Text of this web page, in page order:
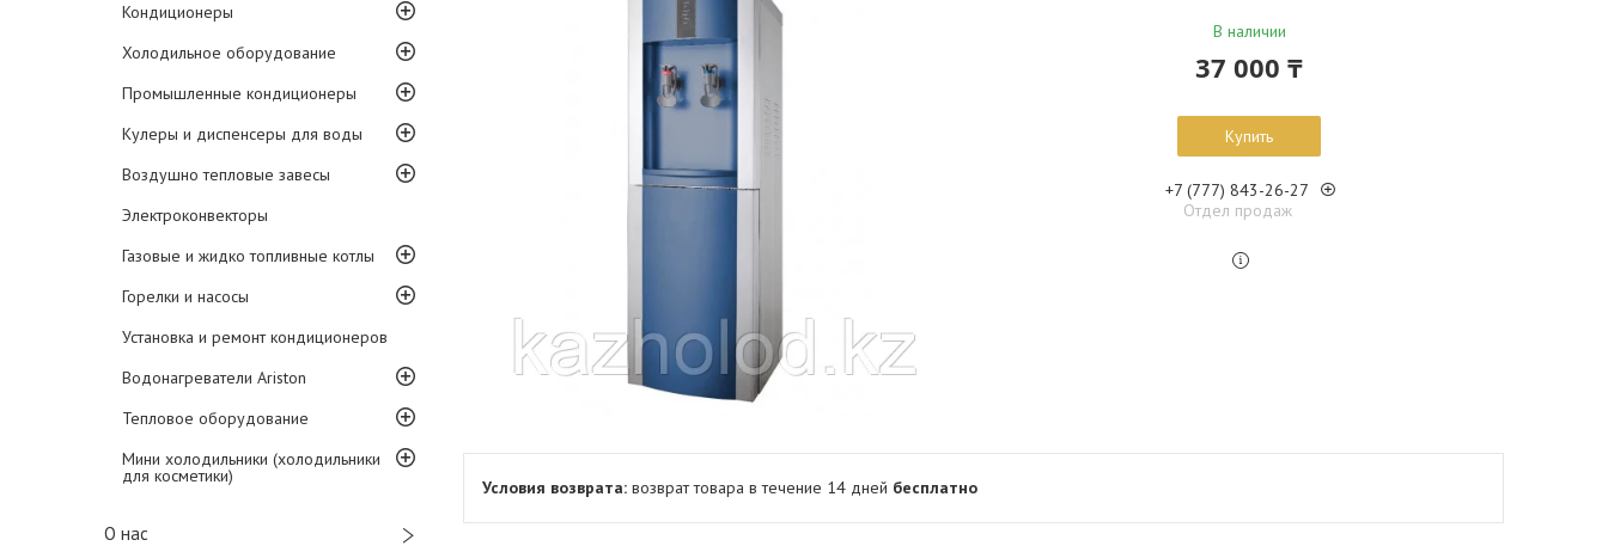
Кондиционеры
Холодильное оборудование
Промышленные кондиционеры
Кулеры и диспенсеры для воды
Воздушно тепловые завесы
Электроконвекторы
Газовые и жидко топливные котлы
Горелки и насосы
Установка и ремонт кондиционеров
Водонагреватели Ariston
Тепловое оборудование
Мини холодильники (холодильники
для косметики)
О нас
В наличии
37 000 ₸
Купить
+7 (777) 843-26-27
Отдел продаж
возврат товара в течение 14 дней бесплатно